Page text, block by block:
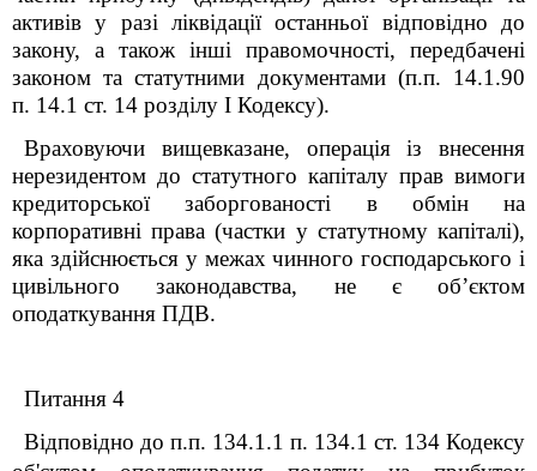
активів у разі ліквідації останньої відповідно до
закону, а також інші правомочності, передбачені
законом та статутними документами (п.п. 14.1.90
п. 14.1 ст. 14 розділу І Кодексу).
Враховуючи вищевказане, операція із внесення
нерезидентом до статутного капіталу прав вимоги
кредиторської заборгованості в обмін на
корпоративні права (частки у статутному капіталі),
яка здійснюється у межах чинного господарського і
цивільного законодавства, не є об’єктом
оподаткування ПДВ.
Питання 4
Відповідно до п.п. 134.1.1 п. 134.1 ст. 134 Кодексу